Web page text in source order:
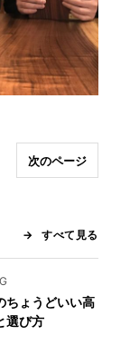
次のページ
すべて見る
ちょうどいい高
選び方